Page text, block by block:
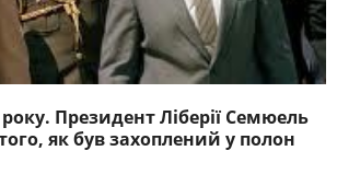
року. Президент Ліберії Семюель
як був захоплений у полон